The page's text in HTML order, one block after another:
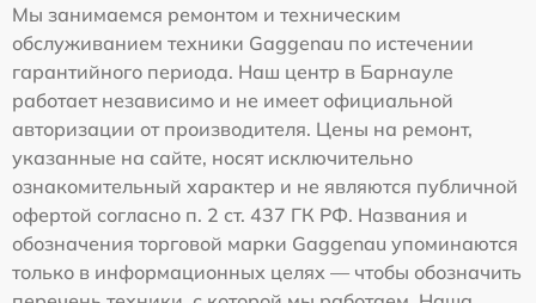
Мы занимаемся ремонтом и техническим
обслуживанием техники Gaggenau по истечении
гарантийного периода. Наш центр в Барнауле
работает независимо и не имеет официальной
авторизации от производителя. Цены на ремонт,
указанные на сайте, носят исключительно
ознакомительный характер и не являются публичной
офертой согласно п. 2 ст. 437 ГК РФ. Названия и
обозначения торговой марки Gaggenau упоминаются
только в информационных целях — чтобы обозначить